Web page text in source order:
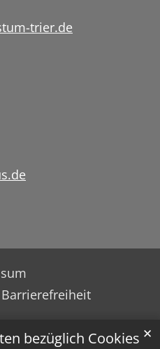
bezüglich Cookies ✕
trier.de
Barrierefreiheit